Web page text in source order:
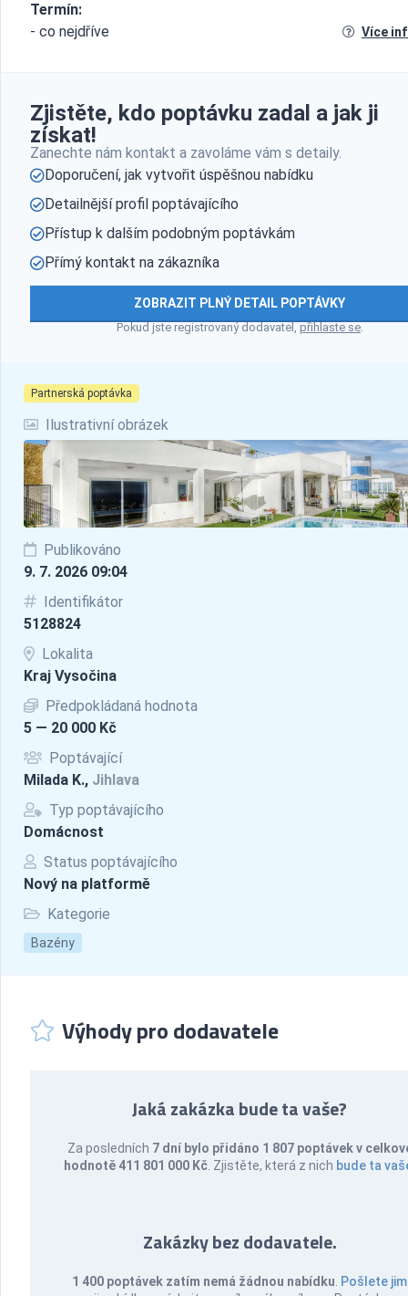
Partnerská poptávka
Ilustrativní obrázek
Publikováno
9. 7. 2026 09:04
Identifikátor
5128824
Lokalita
Kraj Vysočina
Předpokládaná hodnota
5 — 20 000 Kč
Poptávající
Milada K., Jihlava
Typ poptávajícího
Domácnost
Status poptávajícího
Nový na platformě
Kategorie
Bazény
Termín:
- co nejdříve
Více
Zjistěte, kdo poptávku zadal a jak ji
získat!
Zanechte nám kontakt a zavoláme vám s detaily.
Doporučení, jak vytvořit úspěšnou nabídku
Detailnější profil poptávajícího
Přístup k dalším podobným poptávkám
Přímý kontakt na zákazníka
ZOBRAZIT PLNÝ DETAIL POPTÁVKY
Pokud jste registrovaný dodavatel, přihlaste se.
Výhody pro dodavatele
Jaká zakázka bude ta vaše?
Za posledních 7 dní bylo přidáno 1 807 poptávek v
hodnotě 411 801 000 Kč . Zjistěte, která z nich bude ta
Zakázky bez dodavatele.
1 400 poptávek zatím nemá žádnou nabídku Pošlete jim